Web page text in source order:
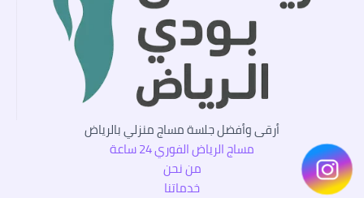
أرقى وأفضل جلسة مساج منزلي بالرياض
مساج الرياض الفوري 24 ساعة
من نحن
خدماتنا